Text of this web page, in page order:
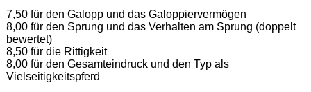
7,50 für den Galopp und das Galoppiervermögen
8,00 für den Sprung und das Verhalten am Sprung (doppelt
bewertet)
8,50 für die Rittigkeit
8,00 für den Gesamteindruck und den Typ als
Vielseitigkeitspferd